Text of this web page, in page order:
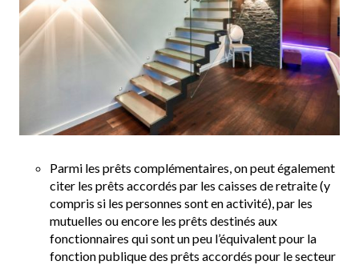
Parmi les prêts complémentaires, on peut également
citer les prêts accordés par les caisses de retraite (y
compris si les personnes sont en activité), par les
mutuelles ou encore les prêts destinés aux
fonctionnaires qui sont un peu l’équivalent pour la
fonction publique des prêts accordés pour le secteur